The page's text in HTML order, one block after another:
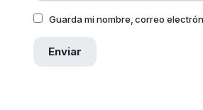
Guarda mi nombre, correo